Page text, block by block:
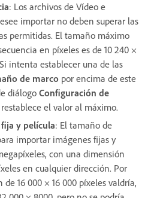
: Los archivos de Vídeo e
importar no deben superar las
permitidas. El tamaño máximo
en píxeles es de 10 240 ×
intenta establecer una de las
de marco por encima de este
diálogo Configuración de
el valor al máximo.
y película: El tamaño de
importar imágenes fijas y
con una dimensión
en cualquier dirección. Por
16 000 × 16 000 píxeles valdría,